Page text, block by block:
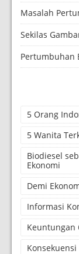
Masalah
Sekilas
Pertumbuhan
5 Orang
5 Wanita
Biodiesel
Ekonomi
Demi
Informasi
Keuntungan